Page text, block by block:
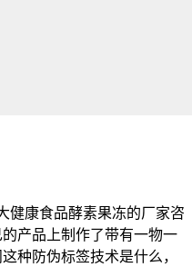
健康食品酵素果冻的厂家咨
产品上制作了带有一物一
种防伪标签技术是什么，